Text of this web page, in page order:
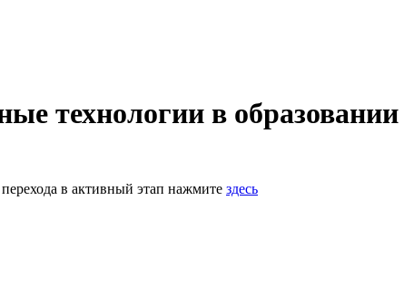
технологии в образовании
в активный этап нажмите здесь